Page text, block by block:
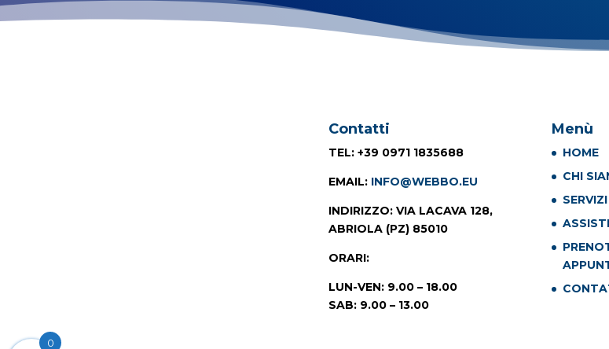
Contatti
TEL: +39 0971 1835688
EMAIL: INFO@WEBBO.EU
INDIRIZZO: VIA LACAVA 128,
ABRIOLA (PZ) 85010
ORARI:
LUN-VEN: 9.00 – 18.00
SAB: 9.00 – 13.00
Menù
HOME
CHI
SERVIZI
0